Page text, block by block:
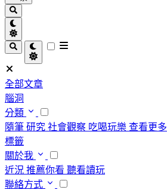
全部文章
腦洞
分類
隨筆 研究 社會觀察 吃喝玩樂 查看更多
標籤
關於我
近況 推薦你看 聽看讀玩
聯絡方式